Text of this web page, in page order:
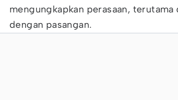
mengungkapkan perasaan, terutama
dengan pasangan.